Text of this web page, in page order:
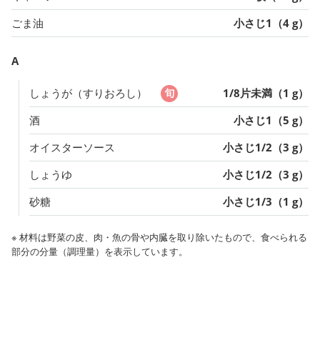
ごま油
小さじ1（4 g）
A
しょうが（すりおろし）
1/8片未満（1 g）
酒
小さじ1（5 g）
オイスターソース
小さじ1/2（3 g）
しょうゆ
小さじ1/2（3 g）
砂糖
小さじ1/3（1 g）
※ 材料は野菜の皮、肉・魚の骨や内臓を取り除いたもので、食べられる
部分の分量（調理量）を表示しています。